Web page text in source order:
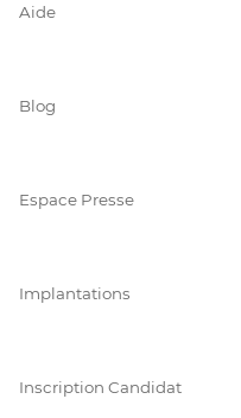
Aide
Blog
Espace Presse
Implantations
Inscription Candidat